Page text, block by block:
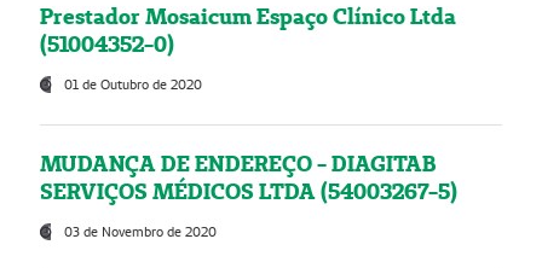
Prestador Mosaicum Espaço Clínico Ltda
(51004352-0)
01 de Outubro de 2020
MUDANÇA DE ENDEREÇO - DIAGITAB
SERVIÇOS MÉDICOS LTDA (54003267-5)
03 de Novembro de 2020